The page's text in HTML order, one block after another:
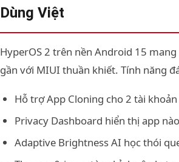
Dùng Việt
HyperOS 2 trên nền Android 15
gần với MIUI thuần khiết. Tính năng
Hỗ trợ App Cloning cho 2 tài
Privacy Dashboard hiển thị app
Adaptive Brightness AI học thói